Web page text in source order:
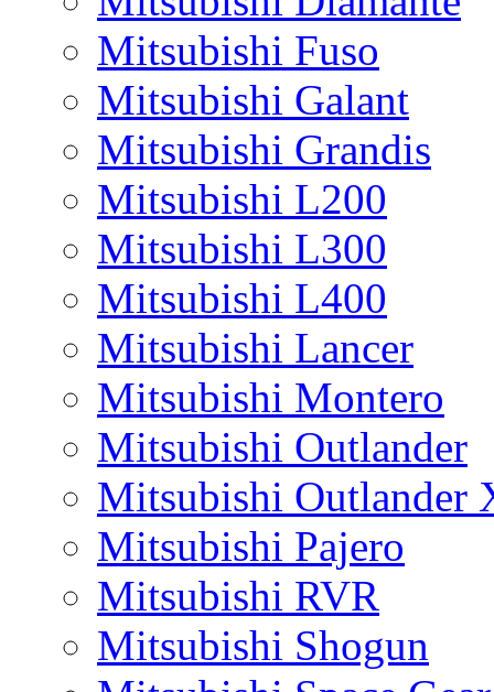
Mitsubishi Fuso
Mitsubishi Galant
Mitsubishi Grandis
Mitsubishi L200
Mitsubishi L300
Mitsubishi L400
Mitsubishi Lancer
Mitsubishi Montero
Mitsubishi Outlander
Mitsubishi Outlander
Mitsubishi Pajero
Mitsubishi RVR
Mitsubishi Shogun